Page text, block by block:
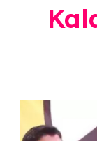
Sharad
Pawar: